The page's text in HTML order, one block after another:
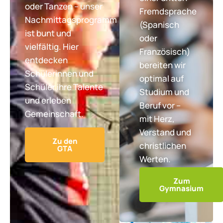
oder Tanzen – unser
Nachmittagsprogramm
ist bunt und
vielfältig. Hier
entdecken
Schülerinnen und
Schüler ihre Talente
und erleben
Gemeinschaft.
Zu den
GTA
Fremdsprache
(Spanisch
oder
Französisch)
bereiten wir
optimal auf
Studium und
Beruf vor –
mit Herz,
Verstand und
christlichen
Werten.
Zum
Gymnasium